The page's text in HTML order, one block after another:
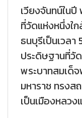
เวียงจันทน์ใน
ที่วัดแห่งหนึ่งใ
ธนบุรีเป็นเวล
ประดิษฐานที่วั
พระบาทสมเด็
มหาราช ทรงส
เป็นเมืองหลวง